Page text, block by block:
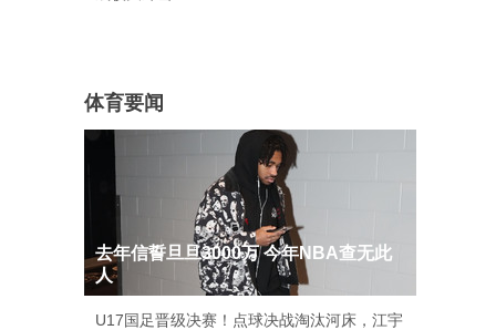
体育要闻
去年信誓旦旦3000万 今年NBA查无此
人
U17国足晋级决赛！点球决战淘汰河床，江宇